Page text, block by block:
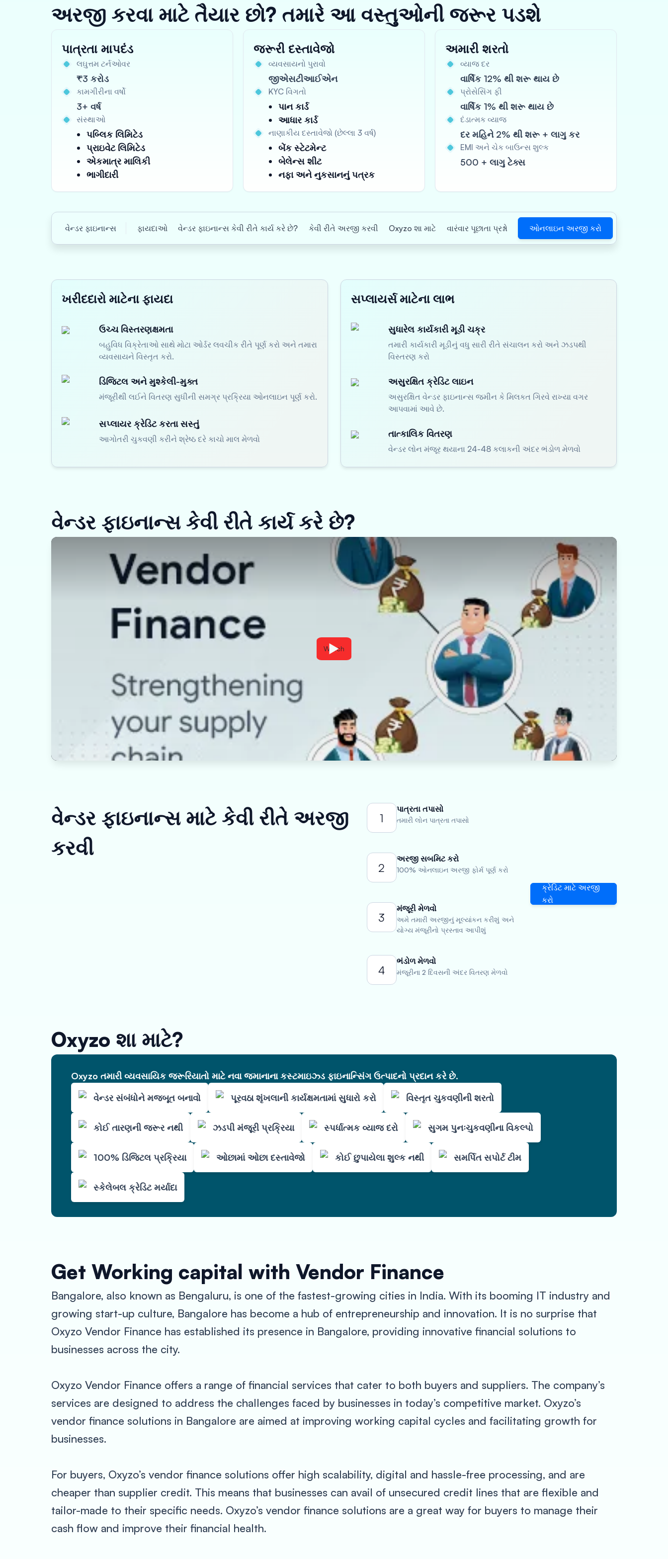
અરજી કરવા માટે તૈયાર છો? તમારે આ વસ્તુઓની જરૂર પડશે
પાત્રતા માપદંડ
લઘુત્તમ ટર્નઓવર
₹3 કરોડ
કામગીરીના વર્ષો
3+ વર્ષ
સંસ્થાઓ
પબ્લિક લિમિટેડ
પ્રાઇવેટ લિમિટેડ
એકમાત્ર માલિકી
ભાગીદારી
જરૂરી દસ્તાવેજો
વ્યવસાયનો પુરાવો
જીએસટીઆઈએન
KYC વિગતો
પાન કાર્ડ
આધાર કાર્ડ
નાણાકીય દસ્તાવેજો (છેલ્લા 3 વર્ષ)
બેંક સ્ટેટમેન્ટ
બેલેન્સ શીટ
નફા અને નુકસાનનું પત્રક
અમારી શરતો
વ્યાજ દર
વાર્ષિક 12% થી શરૂ થાય છે
પ્રોસેસિંગ ફી
વાર્ષિક 1% થી શરૂ થાય છે
દંડાત્મક વ્યાજ
દર મહિને 2% થી શરૂ + લાગુ કર
EMI અને ચેક બાઉન્સ શુલ્ક
500 + લાગુ ટેક્સ
વેન્ડર ફાઇનાન્સ ફાયદાઓ વેન્ડર ફાઇનાન્સ કેવી રીતે કાર્ય કરે છે? કેવી રીતે અરજી કરવી Oxyzo શા માટે વારંવાર પૂછાતા પ્રશ્નો ઓનલાઇન અરજી કરો
ખરીદદારો માટેના ફાયદા
ઉચ્ચ વિસ્તરણક્ષમતા
બહુવિધ વિક્રેતાઓ સાથે મોટા ઓર્ડર લવચીક રીતે પૂર્ણ કરો અને તમારા
વ્યવસાયને વિસ્તૃત કરો.
ડિજિટલ અને મુશ્કેલી-મુક્ત
મંજૂરીથી લઈને વિતરણ સુધીની સમગ્ર પ્રક્રિયા ઓનલાઇન પૂર્ણ કરો.
સપ્લાયર ક્રેડિટ કરતા સસ્તું
આગોતરી ચુકવણી કરીને શ્રેષ્ઠ દરે કાચો માલ મેળવો
સપ્લાયર્સ માટેના લાભ
સુધારેલ કાર્યકારી મૂડી ચક્ર
તમારી કાર્યકારી મૂડીનું વધુ સારી રીતે સંચાલન કરો અને ઝડપથી
વિસ્તરણ કરો
અસુરક્ષિત ક્રેડિટ લાઇન
અસુરક્ષિત વેન્ડર ફાઇનાન્સ જમીન કે મિલકત ગિરવે રાખ્યા વગર
આપવામાં આવે છે.
તાત્કાલિક વિતરણ
વેન્ડર લોન મંજૂર થયાના 24-48 કલાકની અંદર ભંડોળ મેળવો
વેન્ડર ફાઇનાન્સ કેવી રીતે કાર્ય કરે છે?
Watch
વેન્ડર ફાઇનાન્સ માટે કેવી રીતે અરજી
કરવી
1
પાત્રતા તપાસો
તમારી લોન પાત્રતા તપાસો
2
અરજી સબમિટ કરો
100% ઓનલાઇન અરજી ફોર્મ પૂર્ણ કરો
3
મંજૂરી મેળવો
અમે તમારી અરજીનું મૂલ્યાંકન કરીશું અને
યોગ્ય મંજૂરીનો પ્રસ્તાવ આપીશું
4
ભંડોળ મેળવો
મંજૂરીના 2 દિવસની અંદર વિતરણ મેળવો
ક્રેડિટ માટે અરજી
કરો
Oxyzo શા માટે?
Oxyzo તમારી વ્યવસાયિક જરૂરિયાતો માટે નવા જમાનાના કસ્ટમાઇઝ્ડ ફાઇનાન્સિંગ ઉત્પાદનો પ્રદાન કરે છે.
વેન્ડર સંબંધોને મજબૂત બનાવો
પૂરવઠા શૃંખલાની કાર્યક્ષમતામાં સુધારો કરો વિસ્તૃત ચુકવણીની શરતો
કોઈ તારણની જરૂર નથી ઝડપી મંજૂરી પ્રક્રિયા સ્પર્ધાત્મક વ્યાજ દરો સુગમ પુનઃચુકવણીના વિકલ્પો
100% ડિજિટલ પ્રક્રિયા ઓછામાં ઓછા દસ્તાવેજો કોઈ છુપાયેલા શુલ્ક નથી સમર્પિત સપોર્ટ ટીમ
સ્કેલેબલ ક્રેડિટ મર્યાદા
Get Working capital with Vendor Finance
Bangalore, also known as Bengaluru, is one of the fastest-growing cities in India. With its booming IT industry and
growing start-up culture, Bangalore has become a hub of entrepreneurship and innovation. It is no surprise that
Oxyzo Vendor Finance has established its presence in Bangalore, providing innovative financial solutions to
businesses across the city.
Oxyzo Vendor Finance offers a range of financial services that cater to both buyers and suppliers. The company’s
services are designed to address the challenges faced by businesses in today’s competitive market. Oxyzo’s
vendor finance solutions in Bangalore are aimed at improving working capital cycles and facilitating growth for
businesses.
For buyers, Oxyzo’s vendor finance solutions offer high scalability, digital and hassle-free processing, and are
cheaper than supplier credit. This means that businesses can avail of unsecured credit lines that are flexible and
tailor-made to their specific needs. Oxyzo’s vendor finance solutions are a great way for buyers to manage their
cash flow and improve their financial health.